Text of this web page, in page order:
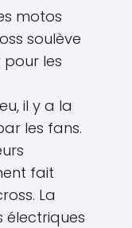
motos
soulève
pour les
il y a la
les fans.
fait
La
électriques